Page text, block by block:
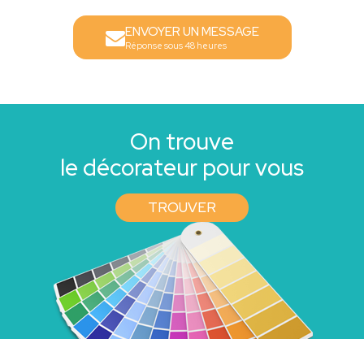
ENVOYER UN MESSAGE
Réponse sous 48 heures
On trouve
le décorateur pour vous
TROUVER